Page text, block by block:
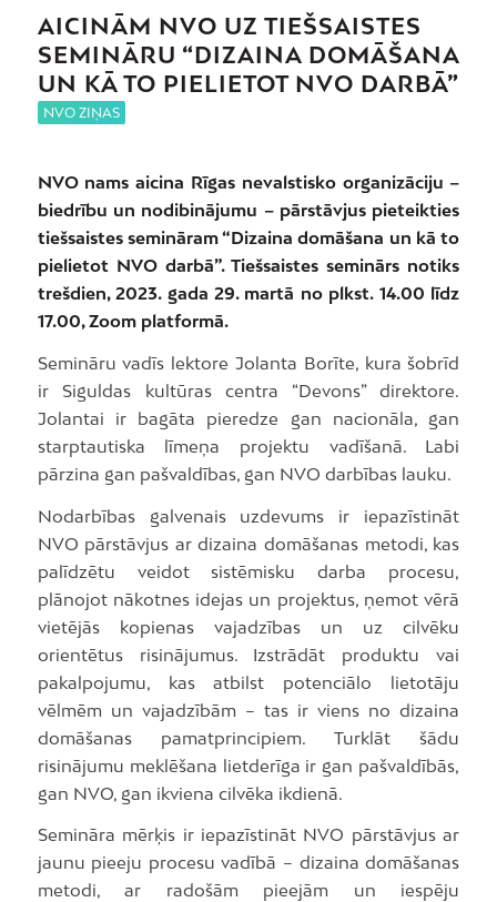
AICINĀM NVO UZ TIEŠSAISTES
SEMINĀRU “DIZAINA DOMĀŠANA
UN KĀ TO PIELIETOT NVO DARBĀ”
NVO ZIŅAS
NVO nams aicina Rīgas nevalstisko organizāciju –
biedrību un nodibinājumu – pārstāvjus pieteikties
tiešsaistes semināram “Dizaina domāšana un kā to
pielietot NVO darbā”. Tiešsaistes seminārs notiks
trešdien, 2023. gada 29. martā no plkst. 14.00 līdz
17.00, Zoom platformā.
Semināru vadīs lektore Jolanta Borīte, kura šobrīd
ir Siguldas kultūras centra “Devons” direktore.
Jolantai ir bagāta pieredze gan nacionāla, gan
starptautiska līmeņa projektu vadīšanā. Labi
pārzina gan pašvaldības, gan NVO darbības lauku.
Nodarbības galvenais uzdevums ir iepazīstināt
NVO pārstāvjus ar dizaina domāšanas metodi, kas
palīdzētu veidot sistēmisku darba procesu,
plānojot nākotnes idejas un projektus, ņemot vērā
vietējās kopienas vajadzības un uz cilvēku
orientētus risinājumus. Izstrādāt produktu vai
pakalpojumu, kas atbilst potenciālo lietotāju
vēlmēm un vajadzībām – tas ir viens no dizaina
domāšanas pamatprincipiem. Turklāt šādu
risinājumu meklēšana lietderīga ir gan pašvaldībās,
gan NVO, gan ikviena cilvēka ikdienā.
Semināra mērķis ir iepazīstināt NVO pārstāvjus ar
jaunu pieeju procesu vadībā – dizaina domāšanas
metodi, ar radošām pieejām un iespēju